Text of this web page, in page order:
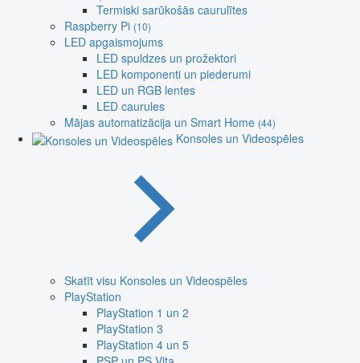
Termiski sarūkošās caurulītes
Raspberry Pi (10)
LED apgaismojums
LED spuldzes un prožektori
LED komponenti un piederumi
LED un RGB lentes
LED caurules
Mājas automatizācija un Smart Home (44)
Konsoles un Videospēles
Skatīt visu Konsoles un Videospēles
PlayStation
PlayStation 1 un 2
PlayStation 3
PlayStation 4 un 5